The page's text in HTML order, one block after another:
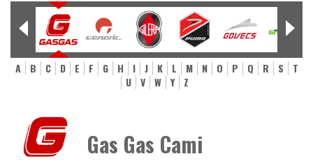
A B C D E F G H I J K L M N O P Q R S
T
U
V W Y Z
Gas Gas Cami